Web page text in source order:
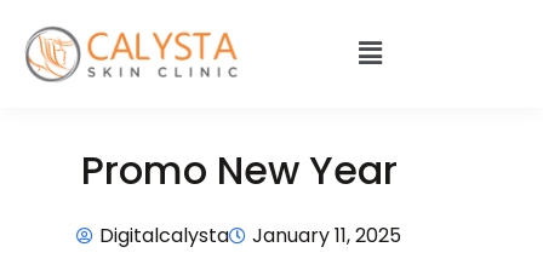
Promo New Year
Digitalcalysta January 11, 2025